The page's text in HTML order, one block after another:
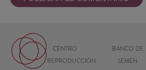
CENTRO
REPRODUCCIÓN
BANCO DE
SEMEN